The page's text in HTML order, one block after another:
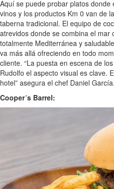
Aquí se puede probar platos
vinos y los productos Km 0 van de
taberna tradicional. El equipo de
atrevidos donde se combina el mar
totalmente Mediterránea y
va más allá ofreciendo en todo
cliente. “La puesta en escena de
Rudolfo el aspecto visual es clave.
hotel” asegura el chef Daniel García.
Cooper´s Barrel: